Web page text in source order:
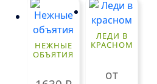
НЕЖНЫЕ
ОБЪЯТИЯ
ЛЕДИ В
КРАСНОМ
от